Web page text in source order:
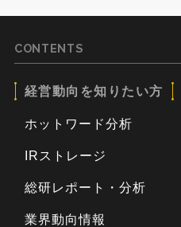
CONTENTS
経営動向を知りたい方
ホットワード分析
IRストレージ
総研レポート・分析
業界動向情報